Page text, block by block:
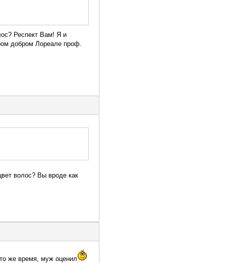
Респект Вам! Я и
добром Лореале проф.
волос? Вы вроде как
же время, муж оценил